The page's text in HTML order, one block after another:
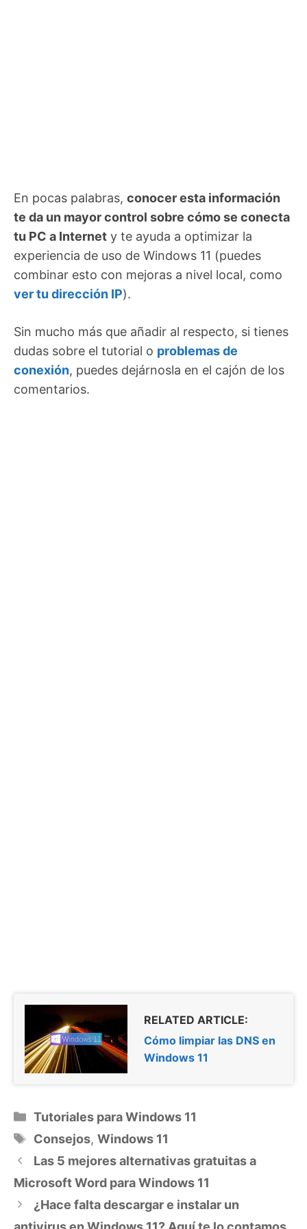
En pocas palabras, conocer esta información
te da un mayor control sobre cómo se conecta
tu PC a Internet y te ayuda a optimizar la
experiencia de uso de Windows 11 (puedes
combinar esto con mejoras a nivel local, como
ver tu dirección IP).
Sin mucho más que añadir al respecto, si tienes
dudas sobre el tutorial o problemas de
conexión, puedes dejárnosla en el cajón de los
comentarios.
RELATED ARTICLE:
Cómo limpiar las DNS en
Windows 11
Categorías
Tutoriales para Windows 11
Etiquetas
Consejos, Windows 11
Las 5 mejores alternativas gratuitas a
Microsoft Word para Windows 11
¿Hace falta descargar e instalar un